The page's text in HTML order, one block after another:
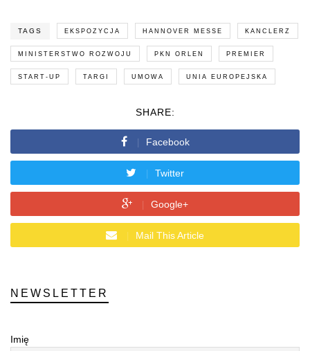
TAGS EKSPOZYCJA HANNOVER MESSE KANCLERZ
MINISTERSTWO ROZWOJU PKN ORLEN PREMIER
START-UP TARGI UMOWA UNIA EUROPEJSKA
SHARE:
Facebook
Twitter
Google+
Mail This Article
NEWSLETTER
Imię